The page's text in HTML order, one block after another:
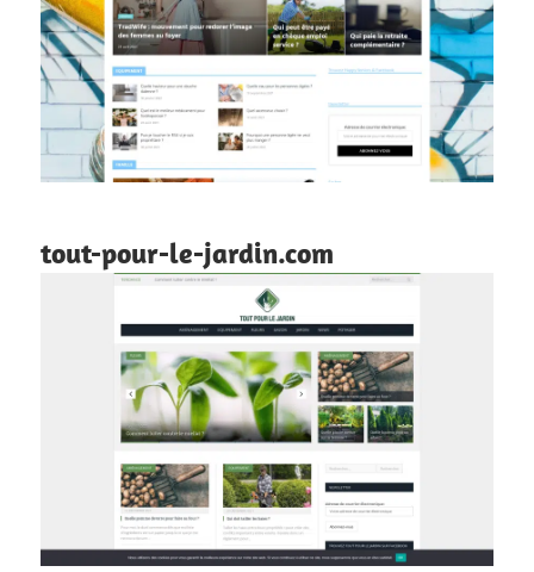
tout-pour-le-jardin.com